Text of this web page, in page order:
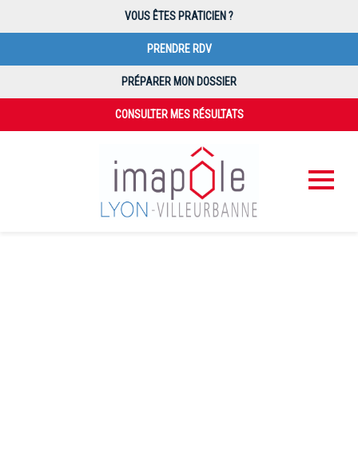
VOUS ÊTES PRATICIEN ?
PRENDRE RDV
PRÉPARER MON DOSSIER
CONSULTER MES RÉSULTATS
PAIEMENT EN LIGNE